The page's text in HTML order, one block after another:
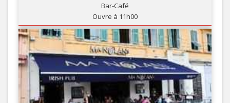
Bar-Café
Ouvre à 11h00